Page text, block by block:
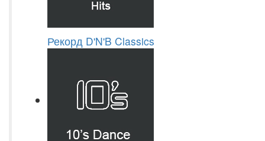
Рекорд D'N'B Classics